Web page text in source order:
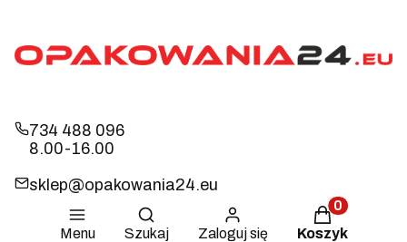
734 488 096
8.00-16.00
sklep@opakowania24.eu
Menu
Otwórz wyszukiwarkę
Szukaj Zaloguj się
Produkty w
Koszyk